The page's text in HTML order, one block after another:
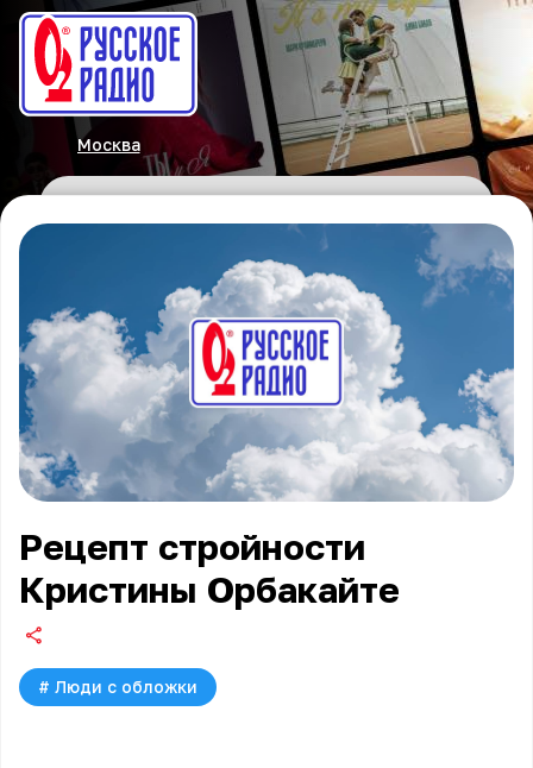
Москва
Рецепт стройности
Кристины Орбакайте
# Люди с обложки